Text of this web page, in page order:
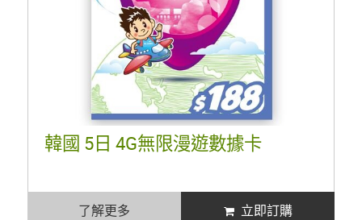
韓國 5日 4G無限漫遊數據卡
了解更多 立即訂購